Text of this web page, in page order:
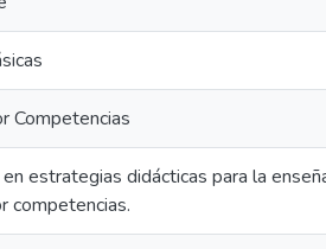
Competencias
estrategias didácticas para la
competencias.